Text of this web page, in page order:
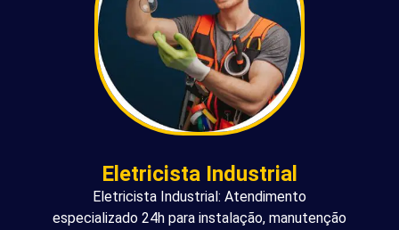
Eletricista Industrial
Eletricista Industrial: Atendimento
especializado 24h para instalação, manutenção